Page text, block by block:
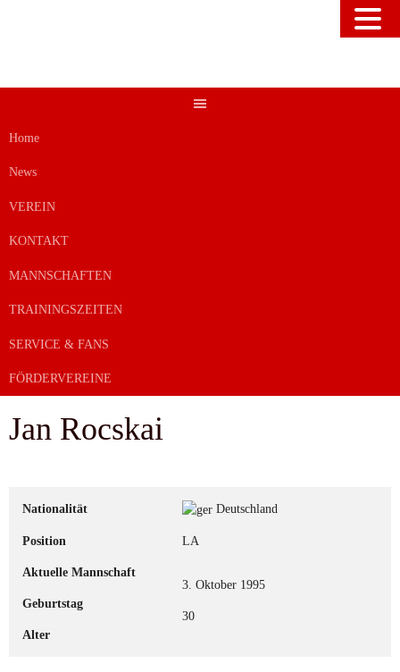
Inhalt
Home
News
VEREIN
KONTAKT
MANNSCHAFTEN
TRAININGSZEITEN
SERVICE & FANS
FÖRDERVEREINE
Jan Rocskai
Nationalität Deutschland
Position LA
Aktuelle Mannschaft
Geburtstag
3. Oktober 1995
Alter
30